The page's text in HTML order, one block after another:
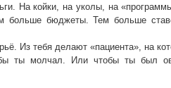
На койки, на уколы, на
больше бюджеты. Тем больше
Из тебя делают «пациента», на
ты молчал. Или чтобы ты был